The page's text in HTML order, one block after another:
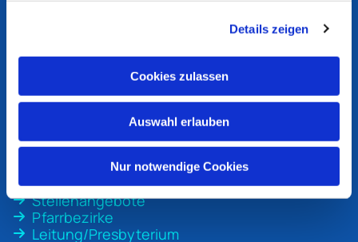
Details zeigen
Cookies zulassen
Auswahl erlauben
Nur notwendige Cookies
ev-kirche-bottrop@ekvw.de
Unsere Gemeinde
Stellenangebote
Pfarrbezirke
Leitung/Presbyterium